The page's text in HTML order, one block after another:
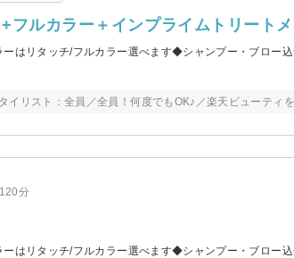
フルカラー＋インプライムトリート
はリタッチ/フルカラー選べます◆シャンプー・ブロー
リスト：全員／全員！何度でもOK♪／楽天ビューティ
120分
はリタッチ/フルカラー選べます◆シャンプー・ブロー